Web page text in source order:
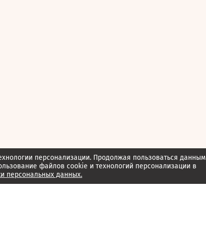
персонализации. Продолжая пользоваться данным
файлов cookie и технологий персонализации в
персональных данных.